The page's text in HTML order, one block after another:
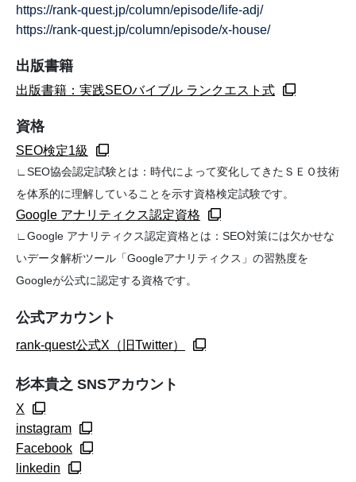
https://rank-quest.jp/column/episode/life-adj/
https://rank-quest.jp/column/episode/x-house/
出版書籍
出版書籍：実践SEOバイブル ランクエスト式
資格
SEO検定1級
∟SEO協会認定試験とは：時代によって変化してきたＳＥＯ技術
を体系的に理解していることを示す資格検定試験です。
Google アナリティクス認定資格
∟Google アナリティクス認定資格とは：SEO対策には欠かせな
いデータ解析ツール「Googleアナリティクス」の習熟度を
Googleが公式に認定する資格です。
公式アカウント
rank-quest公式X（旧Twitter）
杉本貴之 SNSアカウント
X
instagram
Facebook
linkedin